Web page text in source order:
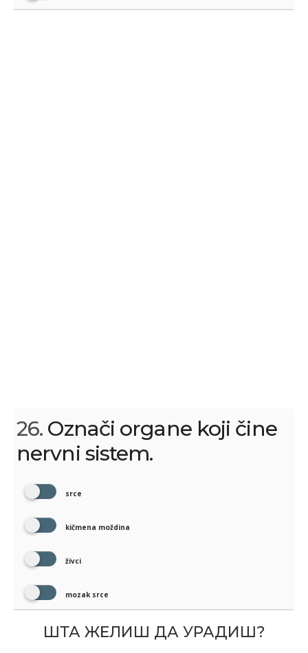
26. Označi organe koji čine
nervni sistem.
srce
kičmena moždina
živci
mozak srce
ШТА ЖЕЛИШ ДА УРАДИШ?